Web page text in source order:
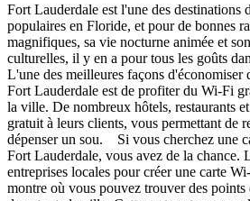
Fort Lauderdale est l'une des destinations
populaires en Floride, et pour de bonnes
magnifiques, sa vie nocturne animée et
culturelles, il y en a pour tous les goûts
L'une des meilleures façons d'économiser
Fort Lauderdale est de profiter du Wi-Fi
la ville. De nombreux hôtels, restaurants
gratuit à leurs clients, vous permettant de
dépenser un sou. Si vous cherchez une
Fort Lauderdale, vous avez de la chance.
entreprises locales pour créer une carte
montre où vous pouvez trouver des